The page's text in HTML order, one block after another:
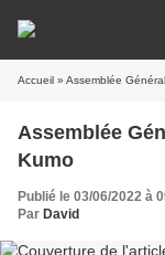
Accueil » Assemblée
Assemblée
Kumo
Publié le 03/06/2022 à
Par David